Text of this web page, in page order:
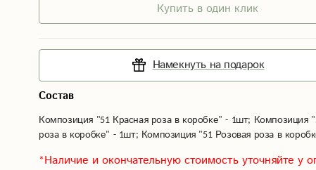
Купить в один клик
Намекнуть на подарок
Состав
Композиция "51 Красная роза в коробке" - 1шт; Композиция
роза в коробке" - 1шт; Композиция "51 Розовая роза в
*Наличие и окончательную стоимость уточняйте у